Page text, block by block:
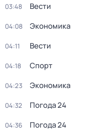
03:48 Вести
04:08 Экономика
04:11 Вести
04:18 Спорт
04:23 Экономика
04:32 Погода 24
04:36 Погода 24